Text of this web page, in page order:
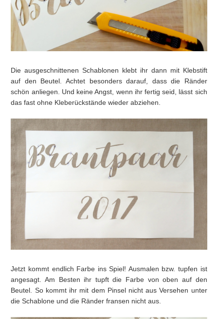
Die ausgeschnittenen Schablonen klebt ihr dann mit Klebstift
auf den Beutel. Achtet besonders darauf, dass die Ränder
schön anliegen. Und keine Angst, wenn ihr fertig seid, lässt sich
das fast ohne Kleberückstände wieder abziehen.
Jetzt kommt endlich Farbe ins Spiel! Ausmalen bzw. tupfen ist
angesagt. Am Besten ihr tupft die Farbe von oben auf den
Beutel. So kommt ihr mit dem Pinsel nicht aus Versehen unter
die Schablone und die Ränder fransen nicht aus.